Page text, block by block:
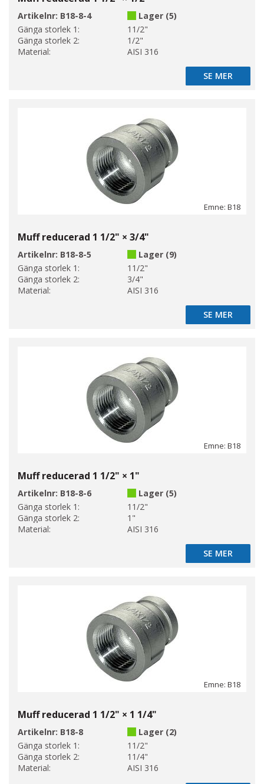
Artikelnr: B18-8-4
Lager (5)
Gänga storlek 1:
11/2"
Gänga storlek 2:
1/2"
Material:
AISI 316
SE MER
SE MER
Emne: B18
Muff reducerad 1 1/2" × 3/4"
Artikelnr: B18-8-5
Lager (9)
Gänga storlek 1:
11/2"
Gänga storlek 2:
3/4"
Material:
AISI 316
SE MER
SE MER
Emne: B18
Muff reducerad 1 1/2" × 1"
Artikelnr: B18-8-6
Lager (5)
Gänga storlek 1:
11/2"
Gänga storlek 2:
1"
Material:
AISI 316
SE MER
SE MER
Emne: B18
Muff reducerad 1 1/2" × 1 1/4"
Artikelnr: B18-8
Lager (2)
Gänga storlek 1:
11/2"
Gänga storlek 2:
11/4"
Material:
AISI 316